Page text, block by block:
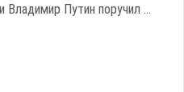
Владимир Путин поручил ...